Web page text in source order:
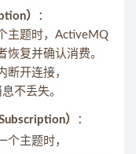
）
：
主题时，ActiveMQ
恢复并确认消费。
断开连接，
不丢失。
）
：
个主题时，